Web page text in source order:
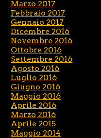
Marzo 2017
Febbraio 2017
Gennaio 2017
Dicembre 2016
Novembre 2016
Ottobre 2016
Settembre 2016
Agosto 2016
Luglio 2016
Giugno 2016
Maggio 2016
Aprile 2016
Marzo 2016
Aprile 2015
Maggio 2014